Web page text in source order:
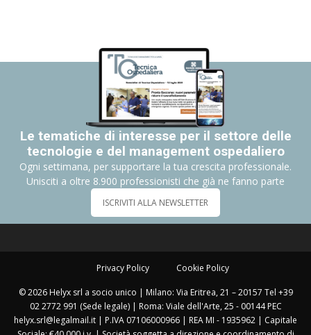
Le tematiche di interesse per il settore delle
tecnologie e del management ospedaliero
Ogni settimana, per supportare la tua crescita professionale.
Unisciti a oltre 8.900 professionisti che già ne fanno parte
ISCRIVITI ALLA NEWSLETTER
Privacy Policy Cookie Policy
© 2026 Helyx srl a socio unico | Milano: Via Eritrea, 21 – 20157 Tel +39
02 2772 991 (Sede legale) | Roma: Viale dell'Arte, 25 - 00144 PEC
helyx.srl@legalmail.it | P.IVA 07106000966 | REA MI - 1935962 | Capitale